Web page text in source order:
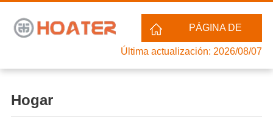
PÁGINA DE
HOGAR
Última actualización: 2026/08/07
Hogar